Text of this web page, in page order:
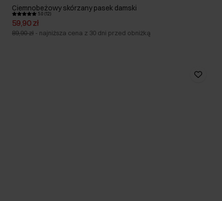
Ciemnobeżowy skórzany pasek damski
5.0 (12)
59,90 zł
89,90 zł - najniższa cena z 30 dni przed obniżką